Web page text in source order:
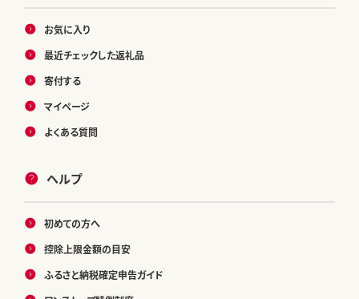
お気に入り
最近チェックした返礼品
寄付する
マイページ
よくある質問
ヘルプ
初めての方へ
控除上限金額の目安
ふるさと納税確定申告ガイド